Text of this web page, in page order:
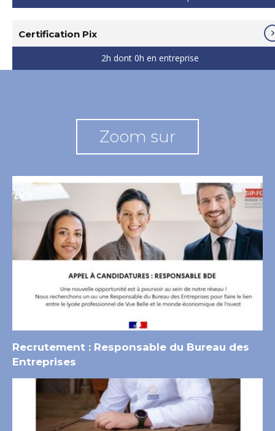
Certification Pix
2h dont 0h en entreprise
Zoom sur
Recrutement : Responsable du Bureau des
Entreprises